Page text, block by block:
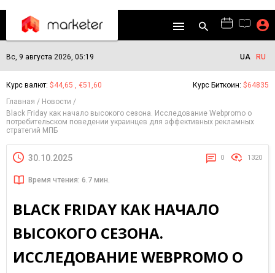
Вс, 9 августа 2026, 05:19 UA RU
Курс валют: $44,65 , €51,60 Курс Биткоин: $64835
Главная
Новости
Black Friday как начало высокого сезона. Исследование Webpromo о
потребительском поведении украинцев для эффективных рекламных
стратегий МПБ
30.10.2025 0 1320
Время чтения: 6.7 мин.
BLACK FRIDAY КАК НАЧАЛО
ВЫСОКОГО СЕЗОНА.
ИССЛЕДОВАНИЕ WEBPROMO О